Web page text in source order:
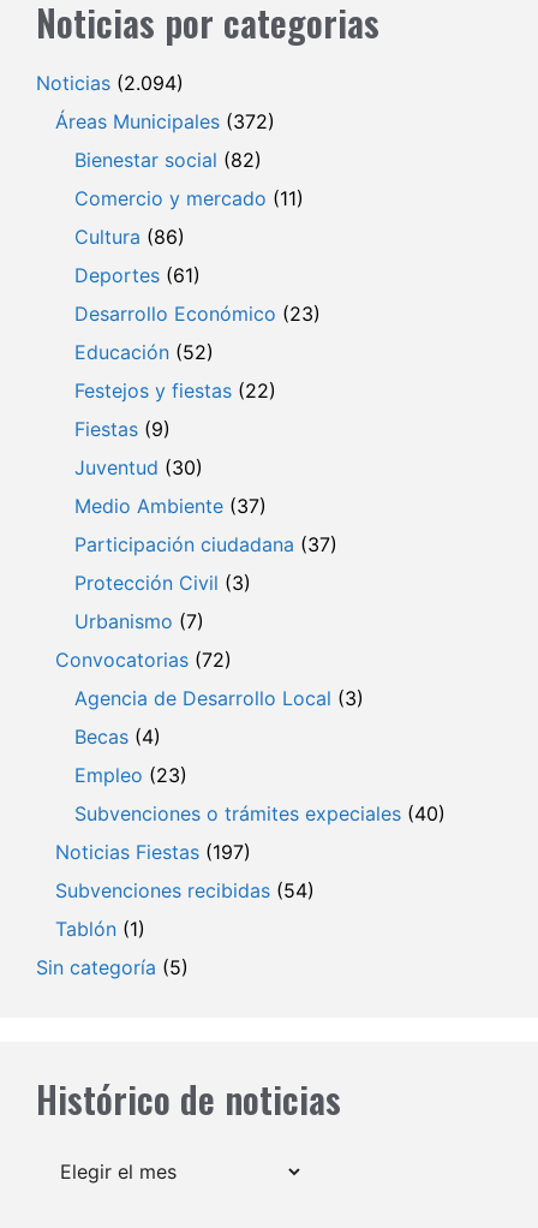
Noticias por categorias
Noticias (2.094)
Áreas Municipales (372)
Bienestar social (82)
Comercio y mercado (11)
Cultura (86)
Deportes (61)
Desarrollo Económico (23)
Educación (52)
Festejos y fiestas (22)
Fiestas (9)
Juventud (30)
Medio Ambiente (37)
Participación ciudadana (37)
Protección Civil (3)
Urbanismo (7)
Convocatorias (72)
Agencia de Desarrollo Local (3)
Becas (4)
Empleo (23)
Subvenciones o trámites expeciales (40)
Noticias Fiestas (197)
Subvenciones recibidas (54)
Tablón (1)
Sin categoría (5)
Histórico de noticias
Archivos